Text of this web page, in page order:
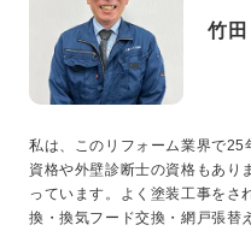
竹
私は、このリフォーム業界で
資格や外壁診断士の資格もあり
っています。よく塗装工事をさ
換・換気フード交換・網戸張替